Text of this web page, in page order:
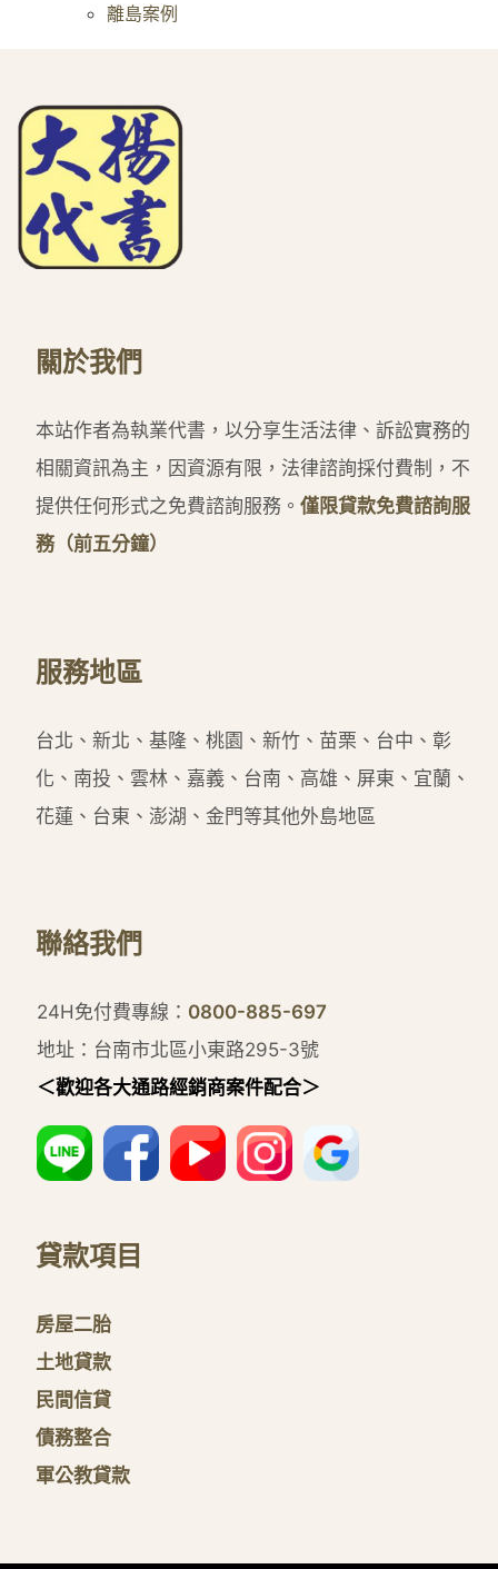
離島案例
關於我們
本站作者為執業代書，以分享生活法律、訴訟實務的
相關資訊為主，因資源有限，法律諮詢採付費制，不
提供任何形式之免費諮詢服務。 僅限貸款免費諮詢服
務（前五分鐘）
服務地區
台北、新北、基隆、桃園、新竹、苗栗、台中、彰
化、南投、雲林、嘉義、台南、高雄、屏東、宜蘭、
花蓮、台東、澎湖、金門等其他外島地區
聯絡我們
24H免付費專線： 0800-885-697
地址：台南市北區小東路295-3號
＜歡迎各大通路經銷商案件配合＞
貸款項目
房屋二胎
土地貸款
民間信貸
債務整合
軍公教貸款